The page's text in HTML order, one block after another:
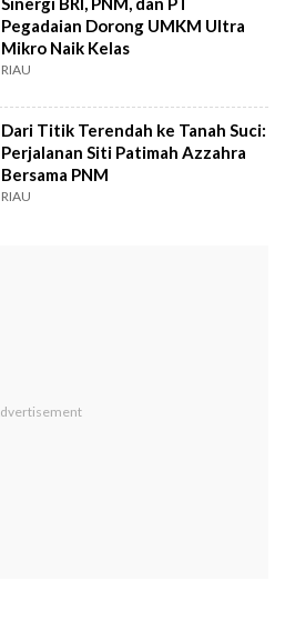
Pegadaian Dorong UMKM Ultra
Mikro Naik Kelas
RIAU
Dari Titik Terendah ke Tanah Suci:
Perjalanan Siti Patimah Azzahra
Bersama PNM
RIAU